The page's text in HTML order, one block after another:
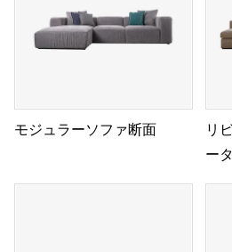
モジュラーソファ断面
リ
ー